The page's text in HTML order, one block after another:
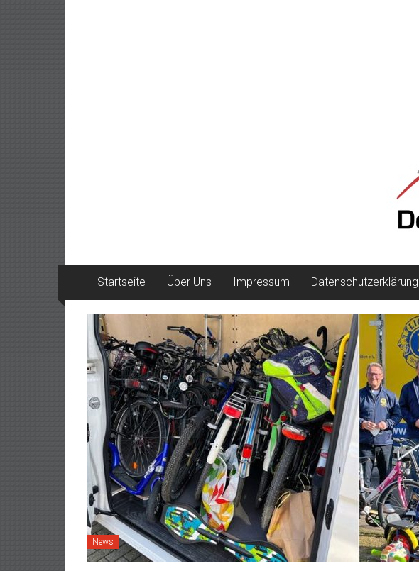
Startseite Über Uns Impressum Datenschutzerklärung
News